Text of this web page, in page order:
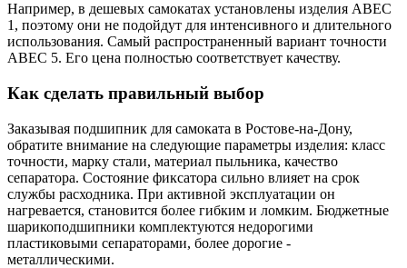
Например, в дешевых самокатах установлены изделия АВЕС
1, поэтому они не подойдут для интенсивного и длительного
использования. Самый распространенный вариант точности
АВЕС 5. Его цена полностью соответствует качеству.
Как сделать правильный выбор
Заказывая подшипник для самоката в Ростове-на-Дону,
обратите внимание на следующие параметры изделия: класс
точности, марку стали, материал пыльника, качество
сепаратора. Состояние фиксатора сильно влияет на срок
службы расходника. При активной эксплуатации он
нагревается, становится более гибким и ломким. Бюджетные
шарикоподшипники комплектуются недорогими
пластиковыми сепараторами, более дорогие -
металлическими.